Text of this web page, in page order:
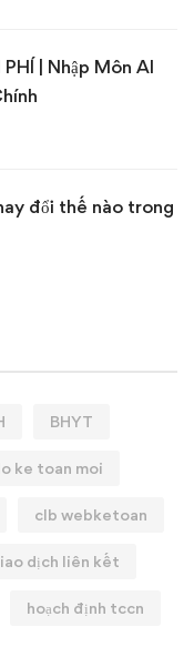
| Nhập Môn AI
đổi thế nào trong
BHYT
ke toan moi
clb webketoan
dịch liên kết
hoạch định tccn